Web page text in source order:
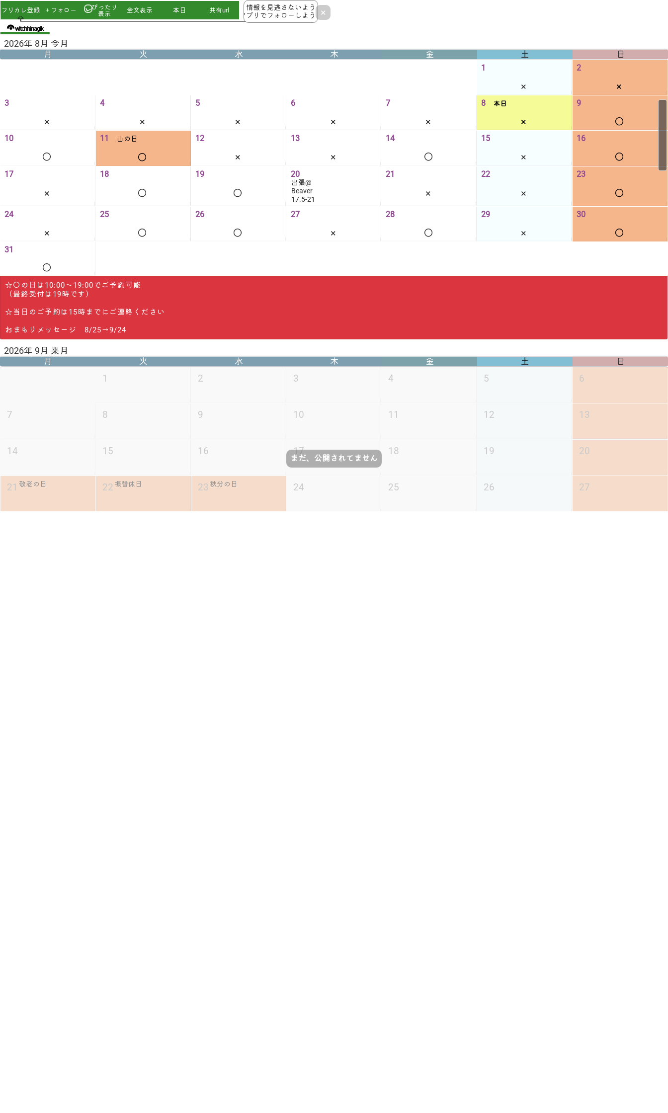
×
情報を見逃さないよう
アプリでフォローしよう！
witchhinagik
共有url
本日
全文表示
ぴったり
表示
＋フォロー
フリカレ登録
まだ、公開されてません
1 2 3 4 5 6
7 8 9 10 11 12 13
14 15 16 17 18 19 20
21 敬老の日 22 振替休日 23 秋分の日 24 25 26 27
2026年 9月 来月
月 火 水 木 金 土 日
1
×
2
×
3
×
4
×
5
×
6
×
7
×
8 本日
×
9
◯
10
◯
11 山の日
◯
12
×
13
×
14
◯
15
×
16
◯
17
×
18
◯
19
◯
20
出張@
Beaver
17.5-21
21
×
22
×
23
◯
24
×
25
◯
26
◯
27
×
28
◯
29
×
30
◯
31
◯
☆◯の日は10:00〜19:00でご予約可能
（最終受付は19時です）
☆当日のご予約は15時までにご連絡ください
おまもりメッセージ 8/25→9/24
2026年 8月 今月
月 火 水 木 金 土 日